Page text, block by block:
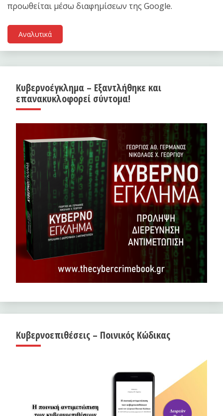
προωθείται μέσω διαφημίσεων της Google.
Αναλυτικά
Κυβερνοέγκλημα – Εξαντλήθηκε και
επανακυκλοφορεί σύντομα!
Κυβερνοεπιθέσεις – Ποινικός Κώδικας